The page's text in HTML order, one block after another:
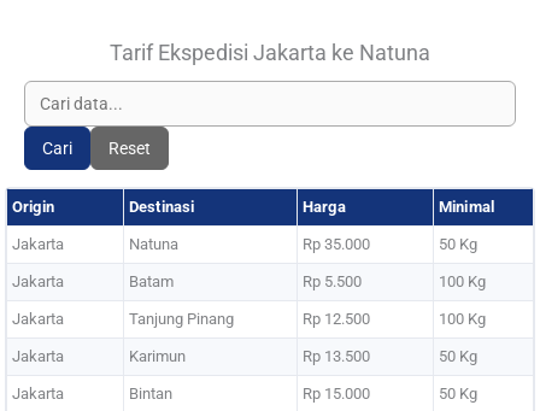
Tarif Ekspedisi Jakarta ke Natuna
Cari Reset
Origin Destinasi Harga Minimal
Jakarta Natuna Rp 35.000 50 Kg
Jakarta Batam Rp 5.500 100 Kg
Jakarta Tanjung Pinang Rp 12.500 100 Kg
Jakarta Karimun Rp 13.500 50 Kg
Jakarta Bintan Rp 15.000 50 Kg